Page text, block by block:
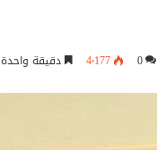
0 4٬177 دقيقة واحدة